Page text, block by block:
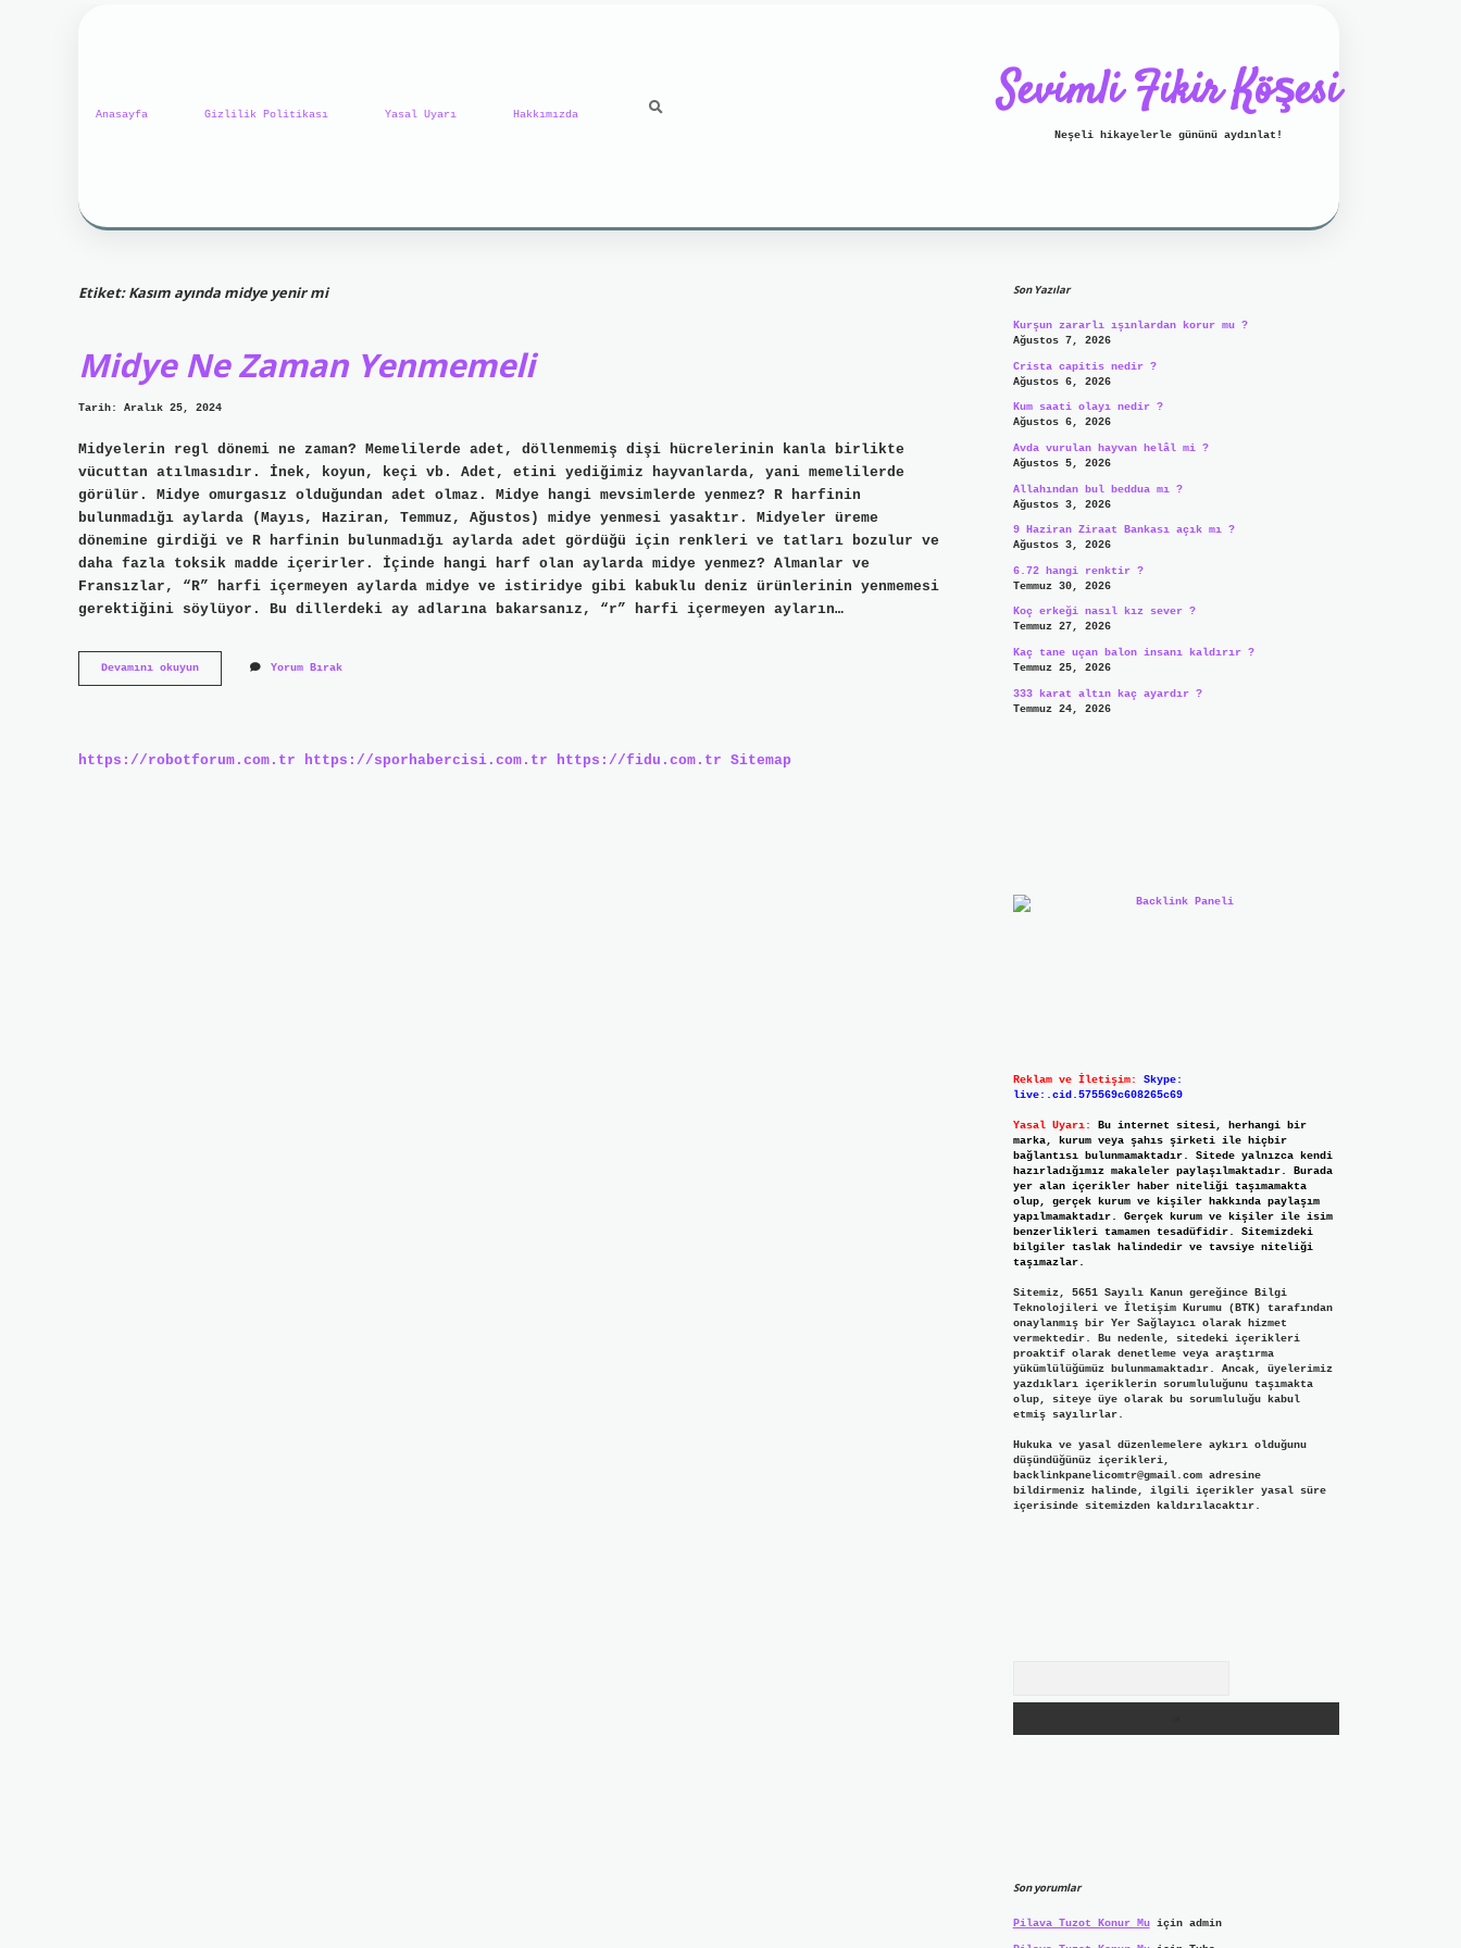
Anasayfa Gizlilik Politikası Yasal Uyarı Hakkımızda Sevimli Fikir Köşesi
Neşeli hikayelerle gününü aydınlat!
Etiket:Kasım ayında midye yenir mi
Midye Ne Zaman Yenmemeli
Tarih: Aralık 25, 2024
Midyelerin regl dönemi ne zaman? Memelilerde adet, döllenmemiş dişi hücrelerinin kanla birlikte
vücuttan atılmasıdır. İnek, koyun, keçi vb. Adet, etini yediğimiz hayvanlarda, yani memelilerde
görülür. Midye omurgasız olduğundan adet olmaz. Midye hangi mevsimlerde yenmez? R harfinin
bulunmadığı aylarda (Mayıs, Haziran, Temmuz, Ağustos) midye yenmesi yasaktır. Midyeler üreme
dönemine girdiği ve R harfinin bulunmadığı aylarda adet gördüğü için renkleri ve tatları bozulur ve
daha fazla toksik madde içerirler. İçinde hangi harf olan aylarda midye yenmez? Almanlar ve
Fransızlar, “R” harfi içermeyen aylarda midye ve istiridye gibi kabuklu deniz ürünlerinin yenmemesi
gerektiğini söylüyor. Bu dillerdeki ay adlarına bakarsanız, “r” harfi içermeyen ayların…
Devamını okuyunMidye
Ne
Yorum Bırak
https://robotforum.com.tr https://sporhabercisi.com.tr https://fidu.com.tr Sitemap
Son Yazılar
Kurşun zararlı ışınlardan korur mu ?
Ağustos 7, 2026
Crista capitis nedir ?
Ağustos 6, 2026
Kum saati olayı nedir ?
Ağustos 6, 2026
Avda vurulan hayvan helâl mi ?
Ağustos 5, 2026
Allahından bul beddua mı ?
Ağustos 3, 2026
9 Haziran Ziraat Bankası açık mı ?
Ağustos 3, 2026
6.72 hangi renktir ?
Temmuz 30, 2026
Koç erkeği nasıl kız sever ?
Temmuz 27, 2026
Kaç tane uçan balon insanı kaldırır ?
Temmuz 25, 2026
333 karat altın kaç ayardır ?
Temmuz 24, 2026
Reklam ve İletişim:
Skype:
live:.cid.575569c608265c69
Yasal Uyarı:
Bu internet sitesi, herhangi bir
marka, kurum veya şahıs şirketi ile hiçbir
bağlantısı bulunmamaktadır. Sitede yalnızca kendi
hazırladığımız makaleler paylaşılmaktadır. Burada
yer alan içerikler haber niteliği taşımamakta
olup, gerçek kurum ve kişiler hakkında paylaşım
yapılmamaktadır. Gerçek kurum ve kişiler ile isim
benzerlikleri tamamen tesadüfidir. Sitemizdeki
bilgiler taslak halindedir ve tavsiye niteliği
taşımazlar.
Sitemiz, 5651 Sayılı Kanun gereğince Bilgi
Teknolojileri ve İletişim Kurumu (BTK) tarafından
onaylanmış bir Yer Sağlayıcı olarak hizmet
vermektedir. Bu nedenle, sitedeki içerikleri
proaktif olarak denetleme veya araştırma
yükümlülüğümüz bulunmamaktadır. Ancak, üyelerimiz
yazdıkları içeriklerin sorumluluğunu taşımakta
olup, siteye üye olarak bu sorumluluğu kabul
etmiş sayılırlar.
Hukuka ve yasal düzenlemelere aykırı olduğunu
düşündüğünüz içerikleri,
backlinkpanelicomtr@gmail.comadresine
bildirmeniz halinde, ilgili içerikler yasal süre
içerisinde sitemizden kaldırılacaktır.
Son yorumlar
Pilava Tuzot Konur Muiçin admin